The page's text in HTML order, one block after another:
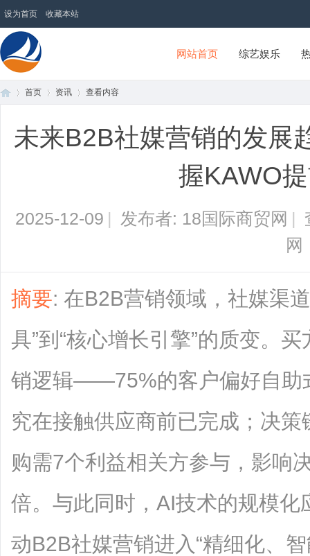
设为首页 收藏本站
18国际商贸网
网站首页 综艺娱乐
首页 资讯 查看内容
未来B2B社媒营销的发展
握KAWO
2025-12-09 | 发布者: 18国际商贸网 |
网
摘要: 在B2B营销领域，社媒渠
具”到“核心增长引擎”的质变。
销逻辑——75%的客户偏好自助
究在接触供应商前已完成；决
购需7个利益相关方参与，影响
倍。与此同时，AI技术的规模
动B2B社媒营销进入“精细化、